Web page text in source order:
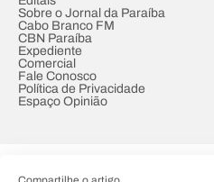
Sobre o Jornal da Paraíba
Cabo Branco FM
CBN Paraíba
Expediente
Comercial
Fale Conosco
Política de Privacidade
Espaço Opinião